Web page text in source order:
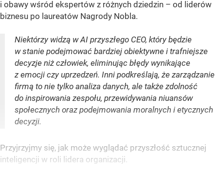
i obawy wśród ekspertów z różnych dziedzin – od liderów
biznesu po laureatów Nagrody Nobla.
Niektórzy widzą w AI przyszłego CEO, który będzie
w stanie podejmować bardziej obiektywne i trafniejsze
decyzje niż człowiek, eliminując błędy wynikające
z emocji czy uprzedzeń. Inni podkreślają, że zarządzanie
firmą to nie tylko analiza danych, ale także zdolność
do inspirowania zespołu, przewidywania niuansów
społecznych oraz podejmowania moralnych i etycznych
decyzji.
Przyjrzyjmy się, jak może wyglądać przyszłość sztucznej
inteligencji w roli lidera organizacji.